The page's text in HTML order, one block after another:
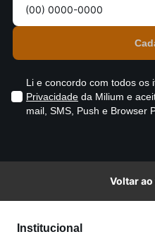
Li e concordo com todos os
Privacidade da Milium e
mail, SMS, Push e Browser
Voltar
Institucional